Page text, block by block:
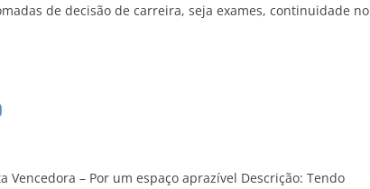
de decisão de carreira, seja exames, continuidade no
– Por um espaço aprazível Descrição: Tendo